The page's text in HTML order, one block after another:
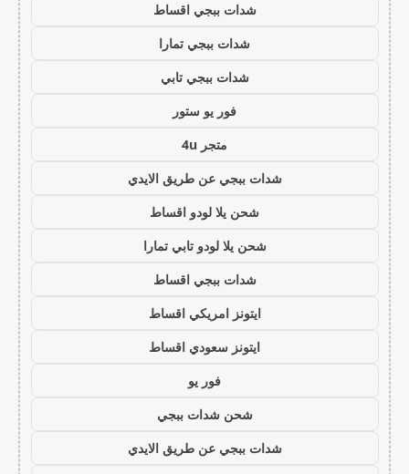
شدات ببجي اقساط
شدات ببجي تمارا
شدات ببجي تابي
فور يو ستور
متجر 4u
شدات ببجي عن طريق الايدي
شحن يلا لودو اقساط
شحن يلا لودو تابي تمارا
شدات ببجي اقساط
ايتونز امريكي اقساط
ايتونز سعودي اقساط
فور يو
شحن شدات ببجي
شدات ببجي عن طريق الايدي